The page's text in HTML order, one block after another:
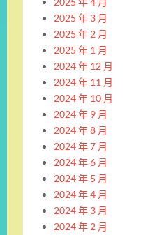
2025 年 3 月
2025 年 2 月
2025 年 1 月
2024 年 12 月
2024 年 11 月
2024 年 10 月
2024 年 9 月
2024 年 8 月
2024 年 7 月
2024 年 6 月
2024 年 5 月
2024 年 4 月
2024 年 3 月
2024 年 2 月